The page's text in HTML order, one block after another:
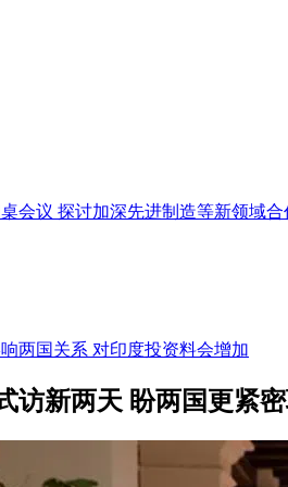
会议 探讨加深先进制造等新领域合
两国关系 对印度投资料会增加
访新两天 盼两国更紧